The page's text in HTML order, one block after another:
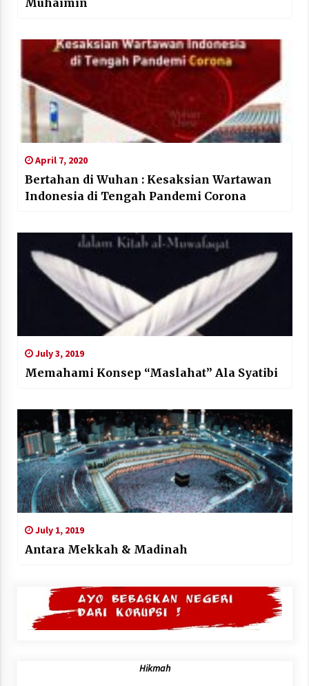
Muhaimin
April 7, 2020
Bertahan di Wuhan : Kesaksian Wartawan
Indonesia di Tengah Pandemi Corona
July 3, 2019
Memahami Konsep “Maslahat” Ala Syatibi
July 1, 2019
Antara Mekkah & Madinah
Hikmah